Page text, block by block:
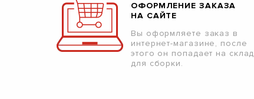
ОФОРМЛЕНИЕ ЗАКАЗА
НА САЙТЕ
Вы оформляете заказ в
интернет-магазине, после
этого он попадает на склад
для сборки.